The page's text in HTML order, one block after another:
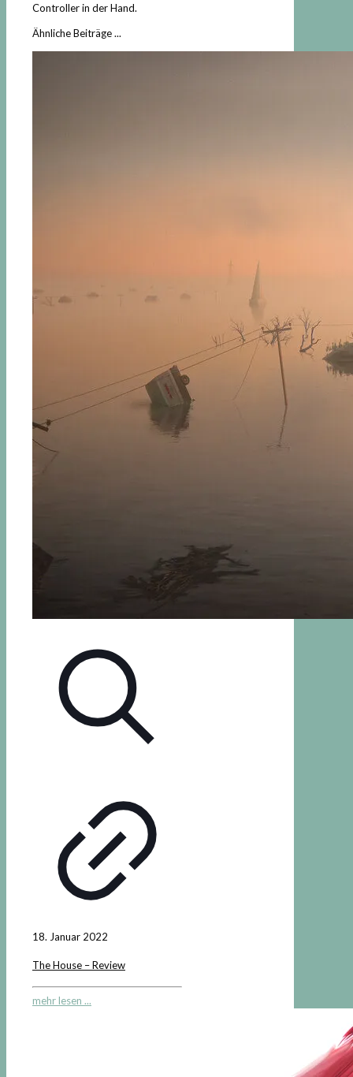
Controller in der Hand.
Ähnliche Beiträge ...
18. Januar 2022
The House – Review
mehr lesen ...